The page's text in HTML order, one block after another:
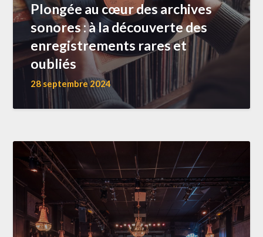
Plongée au cœur des archives
sonores : à la découverte des
enregistrements rares et
oubliés
28 septembre 2024